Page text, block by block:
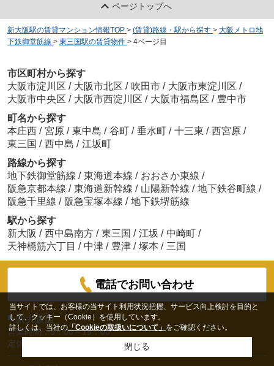
ページトップへ
新大阪駅の賃貸マンション情報TOP > (賃貸)路線・駅から探す > 大阪メトロ地
下鉄御堂筋線 > 東三国駅の賃貸物件 > 4ページ目
市区町村から探す
大阪市淀川区 / 大阪市北区 / 吹田市 / 大阪市東淀川区 /
大阪市中央区 / 大阪市西淀川区 / 大阪市福島区 / 豊中市
町名から探す
本庄西 / 宮原 / 東中島 / 谷町 / 垂水町 / 十三東 / 西宮原 /
東三国 / 西中島 / 江坂町
路線から探す
地下鉄御堂筋線 / 東海道本線 / おおさか東線 /
阪急京都本線 / 東海道新幹線 / 山陽新幹線 / 地下鉄谷町線 /
阪急千里線 / 阪急宝塚本線 / 地下鉄堺筋線
駅から探す
新大阪 / 西中島南方 / 東三国 / 江坂 / 中崎町 /
天神橋筋六丁目 / 中津 / 豊津 / 塚本 / 三国
電話でお問い合わせ
■新大阪店
営業時間：9：00～19：00
定休日:年中無休(お盆、年末年始は除く）
当サイトでは、お客様の当サイト利用状況把握、サービス向上検討を目的と
して、クッキー（Cookie）を使用しています。
詳しくは、当社の「Cookieの取扱いについて」 をご確認ください。
閉じる